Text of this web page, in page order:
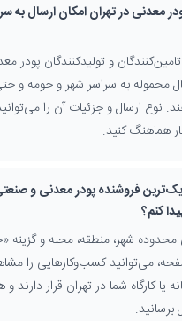
ارسال بار به سراسر تهران و حومه،
ارائه نمونه آزمایشگاهی را فراهم
پیشرفته یا محصولات دوستدار
را بررسی کرده و
جدید و ارتقای کیفیت تمرکز دارند.
معدنی در تهران
تا محل تحویل تعیین می‌شود.
آماده ارائه اطلاعات دقیق
همکاری بلندمدت برای
معدنی در تهران امکان ارسال به
و تولیدکنندگان پودر
محموله به سراسر شهر و حومه و
نوع ارسال و جزئیات آن را
هماهنگ کنید.
فروشنده پودر معدنی و
کنم؟
محدوده شهر، منطقه، محله و
می‌توانید کسب‌وکارهایی را
یا کارگاه شما در تهران قرار دارند و